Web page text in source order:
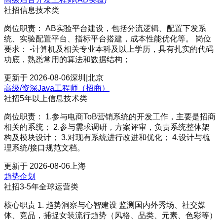
社招信息技术类
岗位职责： AB实验平台建设，包括分流逻辑、配置下发系
统、实验配置平台、指标平台搭建，成本性能优化等。 岗位
要求： -计算机及相关专业本科及以上学历，具有扎实的代码
功底，熟悉常用的算法和数据结构；
更新于 2026-08-06深圳|北京
高级/资深Java工程师（招商）
社招5年以上信息技术类
岗位职责： 1.参与电商ToB营销系统的开发工作，主要是招商
相关的系统； 2.参与需求调研，方案评审，负责系统整体架
构及模块设计； 3.对现有系统进行改进和优化； 4.设计与梳
理系统/接口规范文档。
更新于 2026-08-06 上海
趋势企划
社招3-5年全球运营类
核心职责 1. 趋势洞察与心智建设 监测国内外秀场、社交媒
体、竞品，捕捉女装流行趋势（风格、品类、元素、色彩等）